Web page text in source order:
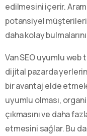
edilmesini içerir.
potansiyel
daha kolay
Van SEO uyumlu
dijital pazarda
bir avantaj elde
uyumlu olması,
çıkmasını ve daha
etmesini sağlar. Bu